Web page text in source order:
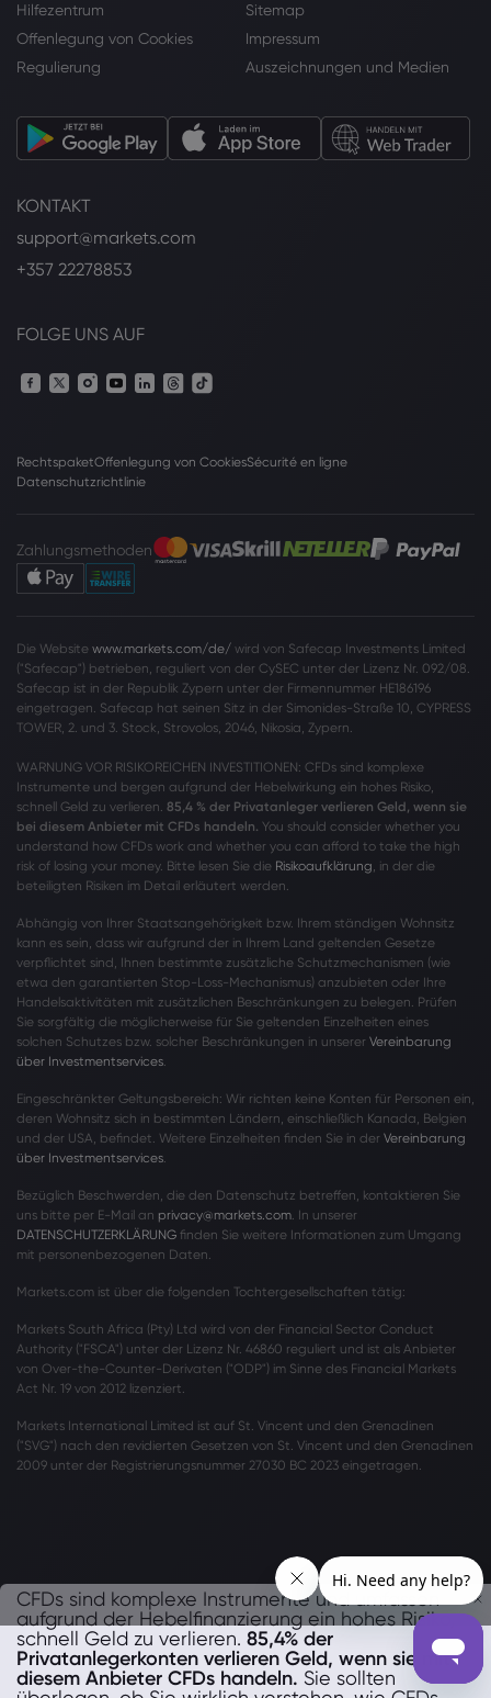
CFDs sind komplexe Instrumente und umfassen
aufgrund der Hebelfinanzierung ein hohes Risiko,
schnell Geld zu verlieren. 85,4% der
Privatanlegerkonten verlieren Geld, wenn sie mit
diesem Anbieter CFDs handeln. Sie sollten
Hilfezentrum
Sitemap
Offenlegung von Cookies
Impressum
Regulierung
Auszeichnungen und Medien
KONTAKT
support@markets.com
+357 22278853
FOLGE UNS AUF
RechtspaketOffenlegung von CookiesSécurité en ligne
Datenschutzrichtlinie
Zahlungsmethoden
Die Website www.markets.com/de/ wird von Safecap Investments Limited
("Safecap") betrieben, reguliert von der CySEC unter der Lizenz Nr. 092/08.
Safecap ist in der Republik Zypern unter der Firmennummer HE186196
eingetragen. Safecap hat seinen Sitz in der Simonides-Straße 10, CYPRESS
TOWER, 2. und 3. Stock, Strovolos, 2046, Nikosia, Zypern.
WARNUNG VOR RISIKOREICHEN INVESTITIONEN: CFDs sind komplexe
Instrumente und bergen aufgrund der Hebelwirkung ein hohes Risiko,
schnell Geld zu verlieren. 85,4 % der Privatanleger verlieren Geld, wenn sie
bei diesem Anbieter mit CFDs handeln. You should consider whether you
understand how CFDs work and whether you can afford to take the high
risk of losing your money. Bitte lesen Sie die Risikoaufklärung, in der die
beteiligten Risiken im Detail erläutert werden.
Abhängig von Ihrer Staatsangehörigkeit bzw. Ihrem ständigen Wohnsitz
kann es sein, dass wir aufgrund der in Ihrem Land geltenden Gesetze
verpflichtet sind, Ihnen bestimmte zusätzliche Schutzmechanismen (wie
etwa den garantierten Stop-Loss-Mechanismus) anzubieten oder Ihre
Handelsaktivitäten mit zusätzlichen Beschränkungen zu belegen. Prüfen
Sie sorgfältig die möglicherweise für Sie geltenden Einzelheiten eines
solchen Schutzes bzw. solcher Beschränkungen in unserer Vereinbarung
über Investmentservices.
Eingeschränkter Geltungsbereich: Wir richten keine Konten für Personen ein,
deren Wohnsitz sich in bestimmten Ländern, einschließlich Kanada, Belgien
und der USA, befindet. Weitere Einzelheiten finden Sie in der Vereinbarung
über Investmentservices.
Bezüglich Beschwerden, die den Datenschutz betreffen, kontaktieren Sie
uns bitte per E-Mail an privacy@markets.com. In unserer
DATENSCHUTZERKLÄRUNG finden Sie weitere Informationen zum Umgang
mit personenbezogenen Daten.
Markets.com ist über die folgenden Tochtergesellschaften tätig:
Markets South Africa (Pty) Ltd wird von der Financial Sector Conduct
Authority ("FSCA") unter der Lizenz Nr. 46860 reguliert und ist als Anbieter
von Over-the-Counter-Derivaten ("ODP") im Sinne des Financial Markets
Act Nr. 19 von 2012 lizenziert.
Markets International Limited ist auf St. Vincent und den Grenadinen
("SVG") nach den revidierten Gesetzen von St. Vincent und den Grenadinen
2009 unter der Registrierungsnummer 27030 BC 2023 eingetragen.